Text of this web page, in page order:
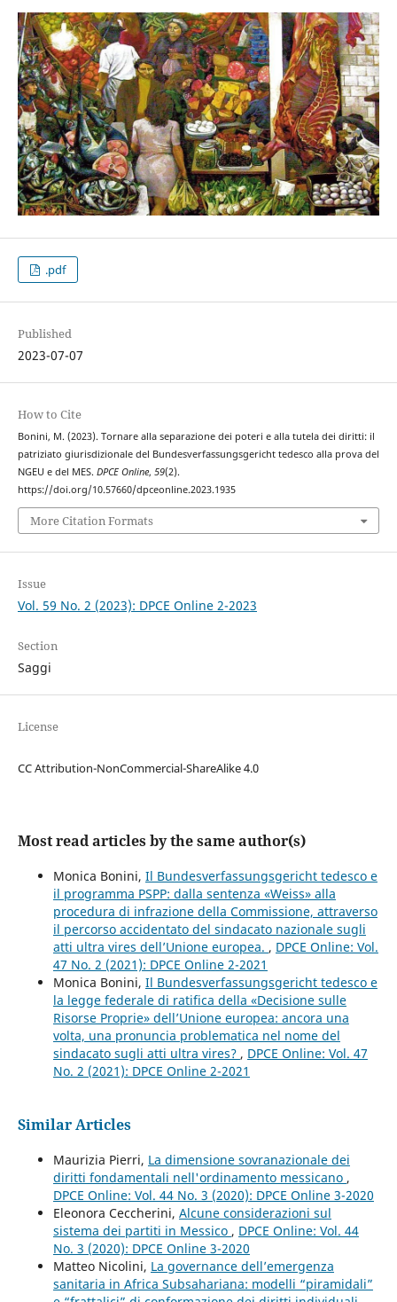
.pdf
Published
2023-07-07
How to Cite
Bonini, M. (2023). Tornare alla separazione dei poteri e alla tutela dei diritti: il
patriziato giurisdizionale del Bundesverfassungsgericht tedesco alla prova del
NGEU e del MES. DPCE Online, 59(2).
https://doi.org/10.57660/dpceonline.2023.1935
More Citation Formats
Issue
Vol. 59 No. 2 (2023): DPCE Online 2-2023
Section
Saggi
License
CC Attribution-NonCommercial-ShareAlike 4.0
Most read articles by the same author(s)
Monica Bonini, Il Bundesverfassungsgericht tedesco e
il programma PSPP: dalla sentenza «Weiss» alla
procedura di infrazione della Commissione, attraverso
il percorso accidentato del sindacato nazionale sugli
atti ultra vires dell’Unione europea. , DPCE Online: Vol.
47 No. 2 (2021): DPCE Online 2-2021
Monica Bonini, Il Bundesverfassungsgericht tedesco e
la legge federale di ratifica della «Decisione sulle
Risorse Proprie» dell’Unione europea: ancora una
volta, una pronuncia problematica nel nome del
sindacato sugli atti ultra vires? , DPCE Online: Vol. 47
No. 2 (2021): DPCE Online 2-2021
Similar Articles
Maurizia Pierri, La dimensione sovranazionale dei
diritti fondamentali nell'ordinamento messicano ,
DPCE Online: Vol. 44 No. 3 (2020): DPCE Online 3-2020
Eleonora Ceccherini, Alcune considerazioni sul
sistema dei partiti in Messico , DPCE Online: Vol. 44
No. 3 (2020): DPCE Online 3-2020
Matteo Nicolini, La governance dell’emergenza
sanitaria in Africa Subsahariana: modelli “piramidali”